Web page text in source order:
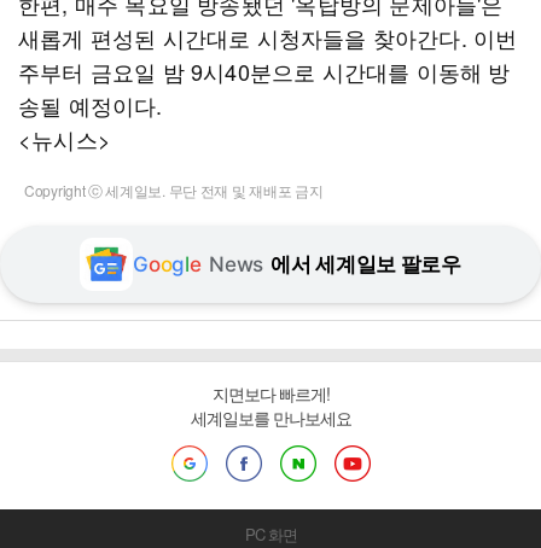
새롭게 편성된 시간대로 시청자들을 찾아간다. 이번
주부터 금요일 밤 9시40분으로 시간대를 이동해 방
송될 예정이다.
<뉴시스>
Copyright ⓒ 세계일보. 무단 전재 및 재배포 금지
Google News 에서 세계일보 팔로우
지면보다 빠르게!
세계일보를 만나보세요
PC 화면